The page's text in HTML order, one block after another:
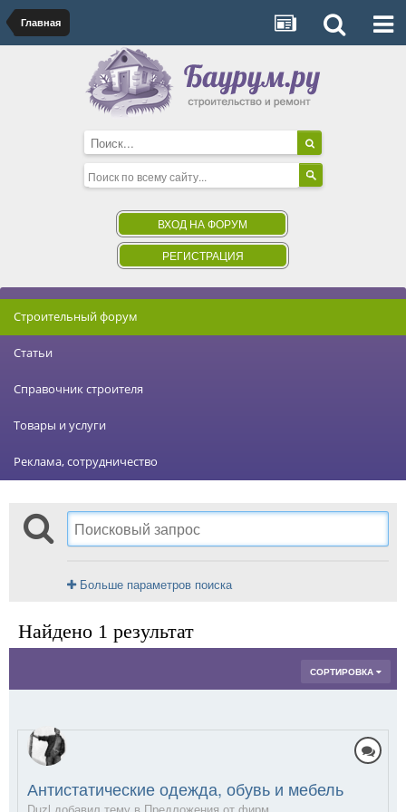
Главная
ВХОД НА ФОРУМ
РЕГИСТРАЦИЯ
Строительный форум
Статьи
Справочник строителя
Товары и услуги
Реклама, сотрудничество
Больше параметров поиска
Найдено 1 результат
СОРТИРОВКА
Антистатические одежда, обувь и мебель